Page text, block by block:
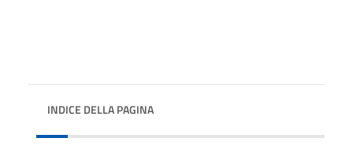
INDICE DELLA PAGINA